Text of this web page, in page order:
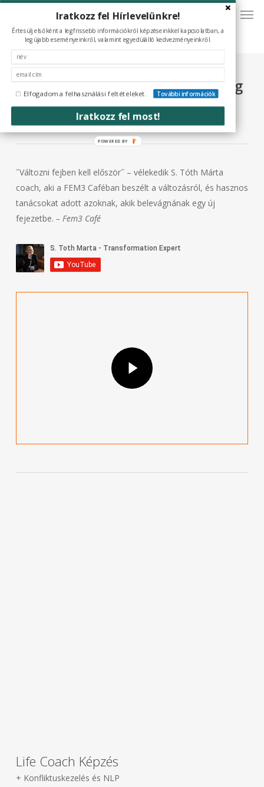
Skip
content
Félsz a változástól? Hallgasd meg
a coach tanácsait!
˝Változni fejben kell először˝ – vélekedik S. Tóth Márta
coach, aki a FEM3 Caféban beszélt a változásról, és hasznos
tanácsokat adott azoknak, akik belevágnának egy új
fejezetbe. – Fem3 Café
Play Video
Life Coach Képzés
+ Konfliktuskezelés és NLP
Iratkozz fel Hírlevelünkre!
Értesülj elsőként a legfrissebb információkról képzéseinkkel kapcsolatban, a
legújabb eseményeinkről, valamint egyedülálló kedvezményeinkről.
Iratkozz fel most!
Elfogadom a felhasználási feltételeket. További információk
POWERED